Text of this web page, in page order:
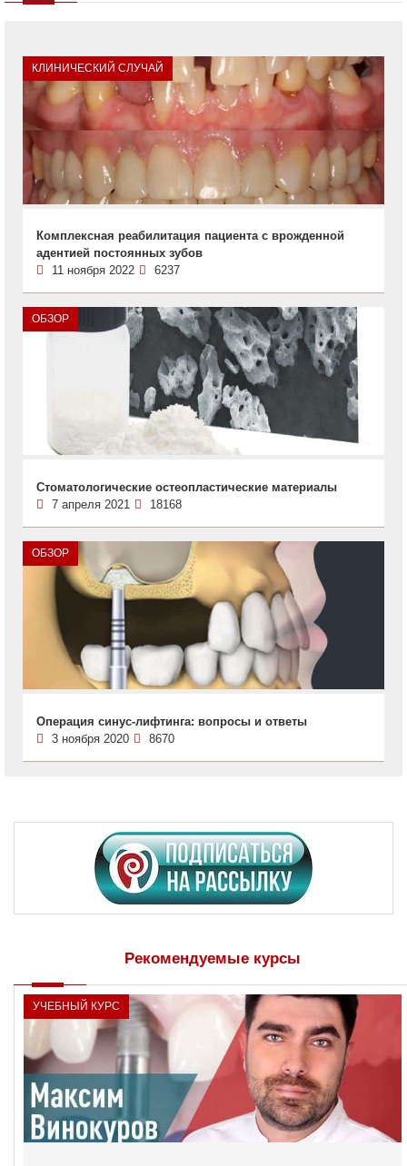
КЛИНИЧЕСКИЙ СЛУЧАЙ
Комплексная реабилитация пациента с врожденной
адентией постоянных зубов
11 ноября 2022
6237
ОБЗОР
Стоматологические остеопластические материалы
7 апреля 2021
18168
ОБЗОР
Операция синус-лифтинга: вопросы и ответы
3 ноября 2020
8670
Рекомендуемые курсы
УЧЕБНЫЙ КУРС